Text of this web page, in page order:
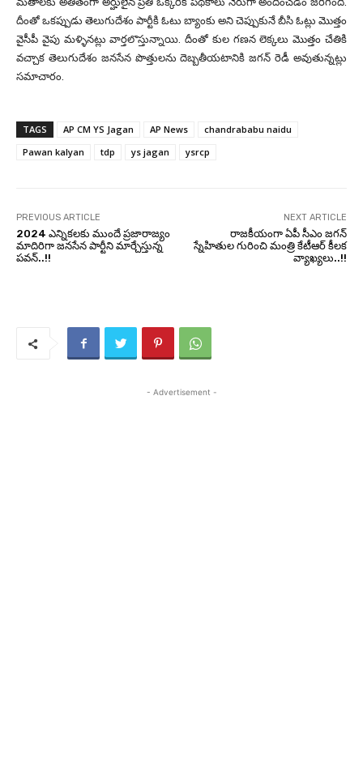
దీంతో ఒకప్పుడు తెలుగుదేశం పార్టీకి ఓటు బ్యాంకు అని చెప్పుకునే బీసి ఓట్లు మొత్తం
వైసీపీ వైపు మళ్ళినట్లు వార్తలొస్తున్నాయి. దీంతో కుల గణన లెక్కలు మొత్తం చేతికి
వచ్చాక తెలుగుదేశం జనసేన పొత్తులను దెబ్బతీయటానికి జగన్ రెడీ అవుతున్నట్లు
సమాచారం.
TAGS AP CM YS Jagan AP News
chandrababu naidu
Pawan kalyan
tdp ys jagan ysrcp
PREVIOUS ARTICLE
2024 ఎన్నికలకు ముందే ప్రజారాజ్యం
మాదిరిగా జనసేన పార్టీని మార్చేస్తున్న
పవన్..!!
NEXT ARTICLE
రాజకీయంగా ఏపీ సీఎం జగన్
స్నేహితుల గురించి మంత్రి కేటీఆర్ కీలక
వ్యాఖ్యలు..!!
- Advertisement -